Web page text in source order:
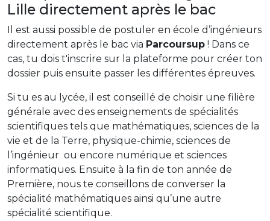
Lille directement après le bac
Il est aussi possible de postuler en école d’ingénieurs
directement après le bac via Parcoursup ! Dans ce
cas, tu dois t'inscrire sur la plateforme pour créer ton
dossier puis ensuite passer les différentes épreuves.
Si tu es au lycée, il est conseillé de choisir une filière
générale avec des enseignements de spécialités
scientifiques tels que mathématiques, sciences de la
vie et de la Terre, physique-chimie, sciences de
l’ingénieur ou encore numérique et sciences
informatiques. Ensuite à la fin de ton année de
Première, nous te conseillons de converser la
spécialité mathématiques ainsi qu’une autre
spécialité scientifique.